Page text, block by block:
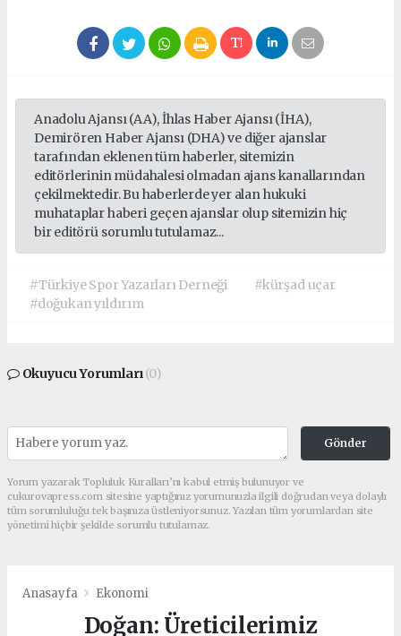
Anadolu Ajansı (AA), İhlas Haber Ajansı (İHA),
Demirören Haber Ajansı (DHA) ve diğer ajanslar
tarafından eklenen tüm haberler, sitemizin
editörlerinin müdahalesi olmadan ajans kanallarından
çekilmektedir. Bu haberlerde yer alan hukuki
muhataplar haberi geçen ajanslar olup sitemizin hiç
bir editörü sorumlu tutulamaz...
#Türkiye Spor Yazarları Derneği
#kürşad uçar
#doğukan yıldırım
Okuyucu Yorumları(0)
Gönder
Yorum yazarak Topluluk Kuralları’nı kabul etmiş bulunuyor ve
cukurovapress.com sitesine yaptığınız yorumunuzla ilgili doğrudan veya dolaylı
tüm sorumluluğu tek başınıza üstleniyorsunuz. Yazılan tüm yorumlardan site
yönetimi hiçbir şekilde sorumlu tutulamaz.
Anasayfa Ekonomi
Doğan: Üreticilerimiz